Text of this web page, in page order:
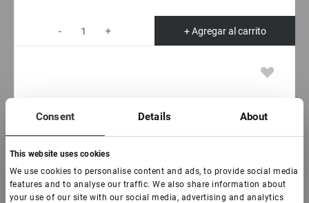
Consent Details About
This website uses cookies
We use cookies to personalise content and ads, to provide social media
features and to analyse our traffic. We also share information about
your use of our site with our social media, advertising and analytics
- + + Agregar al carrito